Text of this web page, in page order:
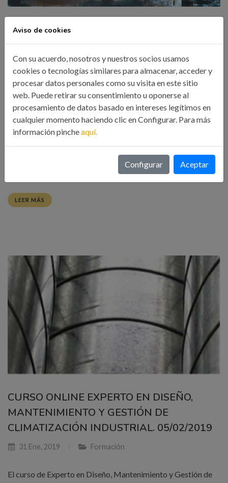
JORNADA HISTORIA INDUSTRIAL DE VIGO
25/04/2019
10 Abr, 2019 Eventos
En la segunda mitad del siglo XVIII, con la introducción de
nuevos métodos de pesca y de salazón por los “fomentadores
catalanes”, la ría de Vigo irá desarrollando la que habría de
convertirse en una importante economía pesquera. Desde los
años finales del siglo y los primeros del XIX, la villa de Vigo se
LEER MÁS
CURSO ONLINE EXPERTO EN DISEÑO,
MANTENIMIENTO Y GESTIÓN DE
CLIMATIZACIÓN INDUSTRIAL. 05/02/2019
31 Ene, 2019 Formación
El curso de Experto en Diseño, Mantenimiento y Gestión de
Aviso de cookies
Con su acuerdo, nosotros y nuestros socios usamos
cookies o tecnologías similares para almacenar, acceder y
procesar datos personales como su visita en este sitio
web. Puede retirar su consentimiento u oponerse al
procesamiento de datos basado en intereses legítimos en
cualquier momento haciendo clic en Configurar. Para más
información pincheaquí.
Configurar Aceptar